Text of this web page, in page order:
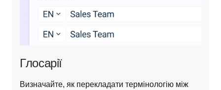
Глосарії
Визначайте, як перекладати термінологію між